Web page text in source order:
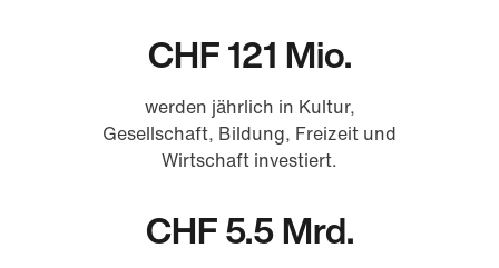
CHF 121 Mio.
werden jährlich in Kultur,
Gesellschaft, Bildung, Freizeit und
Wirtschaft investiert.
CHF 5.5 Mrd.